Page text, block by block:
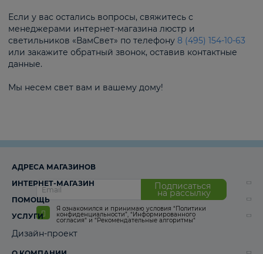
Если у вас остались вопросы, свяжитесь с
менеджерами интернет-магазина люстр и
светильников «ВамСвет» по телефону 8 (495) 154-10-63
или закажите обратный звонок, оставив контактные
данные.
Мы несем свет вам и вашему дому!
Подписаться
на рассылку
Я ознакомился и принимаю условия “Политики
конфиденциальности”, “Информированного
согласия“ и “Рекомендательные алгоритмы“
АДРЕСА МАГАЗИНОВ
ИНТЕРНЕТ-МАГАЗИН
ПОМОЩЬ
УСЛУГИ
Дизайн-проект